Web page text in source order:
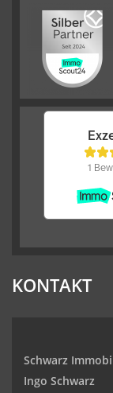
KONTAKT
Schwarz
Ingo Schwarz